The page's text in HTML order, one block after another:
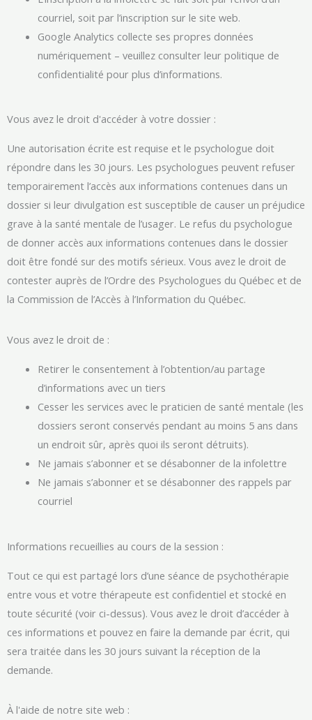
courriel, soit par l’inscription sur le site web.
Google Analytics collecte ses propres données
numériquement – veuillez consulter leur politique de
confidentialité pour plus d’informations.
Vous avez le droit d'accéder à votre dossier :
Une autorisation écrite est requise et le psychologue doit
répondre dans les 30 jours. Les psychologues peuvent refuser
temporairement l’accès aux informations contenues dans un
dossier si leur divulgation est susceptible de causer un préjudice
grave à la santé mentale de l’usager. Le refus du psychologue
de donner accès aux informations contenues dans le dossier
doit être fondé sur des motifs sérieux. Vous avez le droit de
contester auprès de l’Ordre des Psychologues du Québec et de
la Commission de l’Accès à l’Information du Québec.
Vous avez le droit de :
Retirer le consentement à l’obtention/au partage
d’informations avec un tiers
Cesser les services avec le praticien de santé mentale (les
dossiers seront conservés pendant au moins 5 ans dans
un endroit sûr, après quoi ils seront détruits).
Ne jamais s’abonner et se désabonner de la infolettre
Ne jamais s’abonner et se désabonner des rappels par
courriel
Informations recueillies au cours de la session :
Tout ce qui est partagé lors d’une séance de psychothérapie
entre vous et votre thérapeute est confidentiel et stocké en
toute sécurité (voir ci-dessus). Vous avez le droit d’accéder à
ces informations et pouvez en faire la demande par écrit, qui
sera traitée dans les 30 jours suivant la réception de la
demande.
À l'aide de notre site web :